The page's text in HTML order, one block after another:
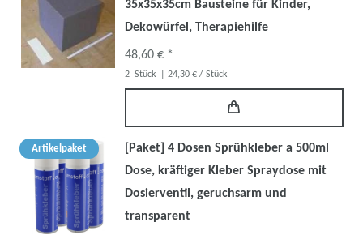
35x35x35cm Bausteine für Kinder,
Dekowürfel, Therapiehilfe
48,60 € *
2 Stück | 24,30 € / Stück
Artikelpaket
[Paket] 4 Dosen Sprühkleber a 500ml
Dose, kräftiger Kleber Spraydose mit
Dosierventil, geruchsarm und
transparent